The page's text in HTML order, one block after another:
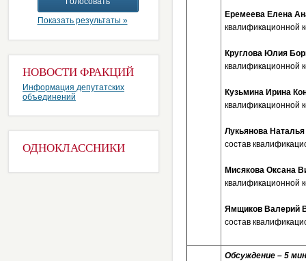
Показать результаты »
НОВОСТИ ФРАКЦИЙ
Информация депутатских
объединений
ОДНОКЛАССНИКИ
Еремеева Елена
квалификационной
Круглова Юлия
квалификационной
Кузьмина Ирина
квалификационной
Лукьянова
состав
Мисякова Оксана
квалификационной
Ямщиков Валерий
состав
Обсуждение – 5